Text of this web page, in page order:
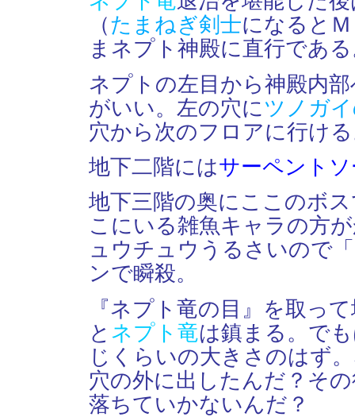
（たまねぎ剣士になると
まネプト神殿に直行であ
ネプトの左目から神殿内
がいい。左の穴に ツノガ
穴から次のフロアに行け
地下二階にはサーペント
地下三階の奥にここのボ
こにいる雑魚キャラの方
ュウチュウうるさいので
ンで瞬殺。
『ネプト竜の目』を取っ
と ネプト竜は鎮まる。で
じくらいの大きさのはず
穴の外に出したんだ？そ
落ちていかないんだ？